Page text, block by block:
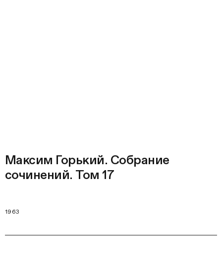
Максим Горький. Собрание
сочинений. Том 17
1963